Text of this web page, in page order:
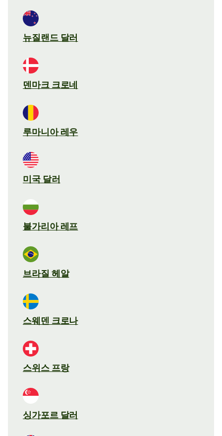
뉴질랜드 달러
덴마크 크로네
루마니아 레우
미국 달러
불가리아 레프
브라질 헤알
스웨덴 크로나
스위스 프랑
싱가포르 달러